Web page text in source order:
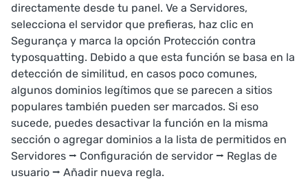
directamente desde tu panel. Ve a Servidores,
selecciona el servidor que prefieras, haz clic en
Segurança y marca la opción Protección contra
typosquatting. Debido a que esta función se basa en la
detección de similitud, en casos poco comunes,
algunos dominios legítimos que se parecen a sitios
populares también pueden ser marcados. Si eso
sucede, puedes desactivar la función en la misma
sección o agregar dominios a la lista de permitidos en
Servidores ⭢ Configuración de servidor ⭢ Reglas de
usuario ⭢ Añadir nueva regla.